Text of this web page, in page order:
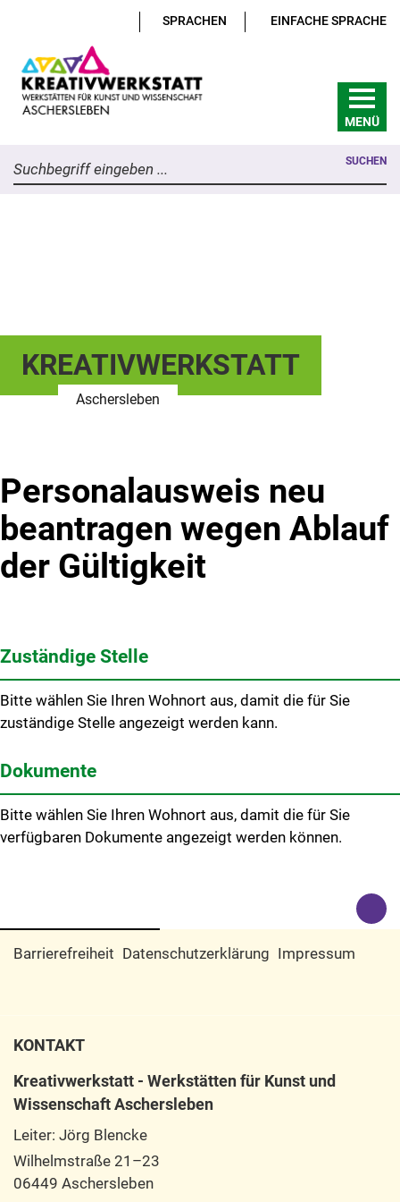
SPRACHEN EINFACHE SPRACHE
MENÜ
Suchbegriff eingeben ... SUCHEN
KREATIVWERKSTATT
Aschersleben
Personalausweis neu
beantragen wegen Ablauf
der Gültigkeit
Zuständige Stelle
Bitte wählen Sie Ihren Wohnort aus, damit die für Sie
zuständige Stelle angezeigt werden kann.
Dokumente
Bitte wählen Sie Ihren Wohnort aus, damit die für Sie
verfügbaren Dokumente angezeigt werden können.
Barrierefreiheit Datenschutzerklärung Impressum
KONTAKT
Kreativwerkstatt - Werkstätten für Kunst und
Wissenschaft Aschersleben
Leiter: Jörg Blencke
Wilhelmstraße 21–23
06449 Aschersleben